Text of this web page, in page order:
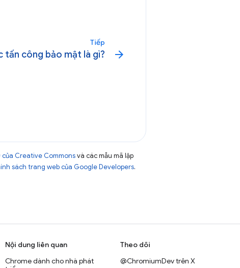
Tiếp
tấn công bảo mật là gì? arrow_forward
của Creative Commonsvà các mẫu mã lập
sách trang web của Google Developers.
Nội dung liên quan
Chrome dành cho nhà phát
Theo dõi
@ChromiumDev trên X